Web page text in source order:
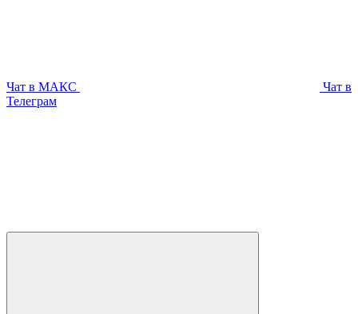
Чат в МАКС
Чат в
Телеграм